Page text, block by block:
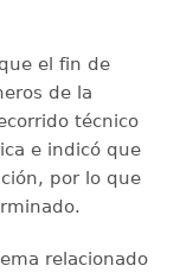
el fin de
de la
técnico
e indicó que
por lo que
relacionado